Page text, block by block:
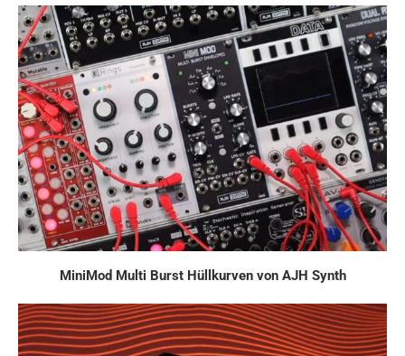
MiniMod Multi Burst Hüllkurven von AJH Synth